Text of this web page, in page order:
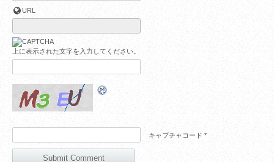
URL
上に表示された文字を入力してください。
キャプチャコード *